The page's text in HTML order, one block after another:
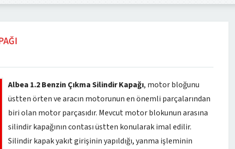
Albea 1.2 Benzin Çıkma Silindir Kapağı, motor bloğunu
üstten örten ve aracın motorunun en önemli parçalarından
biri olan motor parçasıdır. Mevcut motor blokunun arasına
silindir kapağının contası üstten konularak imal edilir.
Silindir kapak yakıt girişinin yapıldığı, yanma işleminin